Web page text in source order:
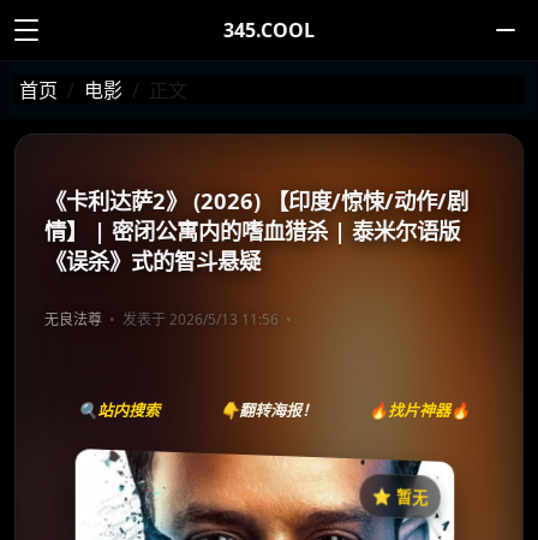
345.COOL
首页 电影 正文
《卡利达萨2》 (2026) 【印度/惊悚/动作/剧
情】 | 密闭公寓内的嗜血猎杀 | 泰米尔语版
《误杀》式的智斗悬疑
无良法尊 发表于 2026/5/13 11:56
🔍站内搜索 👇翻转海报！ 🔥找片神器🔥
⭐️ 暂无
《காளிதாஸ் 2》
⭐
收藏